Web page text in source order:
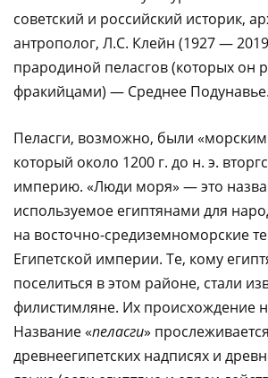
советский и российский историк,
антрополог, Л.С. Клейн (1927 —
прародиной пеласгов (которых он
фракийцами) — Среднее Подунавье.
Пеласги, возможно, были
который около 1200 г. до н. э.
империю. «Люди моря» — это
используемое египтянами для
на восточно-средиземноморские
Египетской империи. Те, кому
поселиться в этом районе, стали
филистимляне. Их происхождение
Название «пеласги»
древнеегипетских надписях и